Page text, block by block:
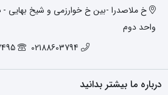
واحد دوم
02188603794
درباره ما بیشتر بدانید